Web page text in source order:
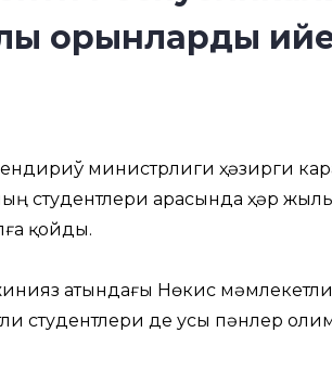
орынларды
министрлиги ҳәзирги
студентлери арасында ҳәр
қойды.
атындағы Нөкис
студентлери де усы пәнлер